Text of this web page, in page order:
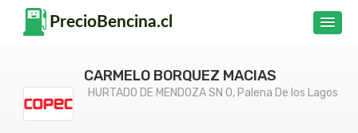
CARMELO BORQUEZ MACIAS
HURTADO DE MENDOZA SN 0, Palena De los Lagos